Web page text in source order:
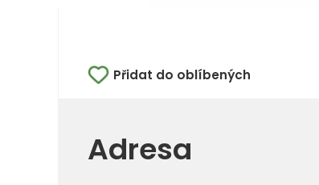
Přidat do oblíbených
Adresa